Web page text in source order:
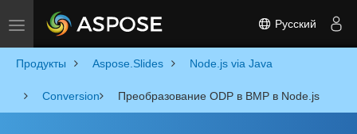
Toggle navigation Русский
Продукты Aspose.Slides Node.js via Java
Conversion Преобразование ODP в BMP в Node.js